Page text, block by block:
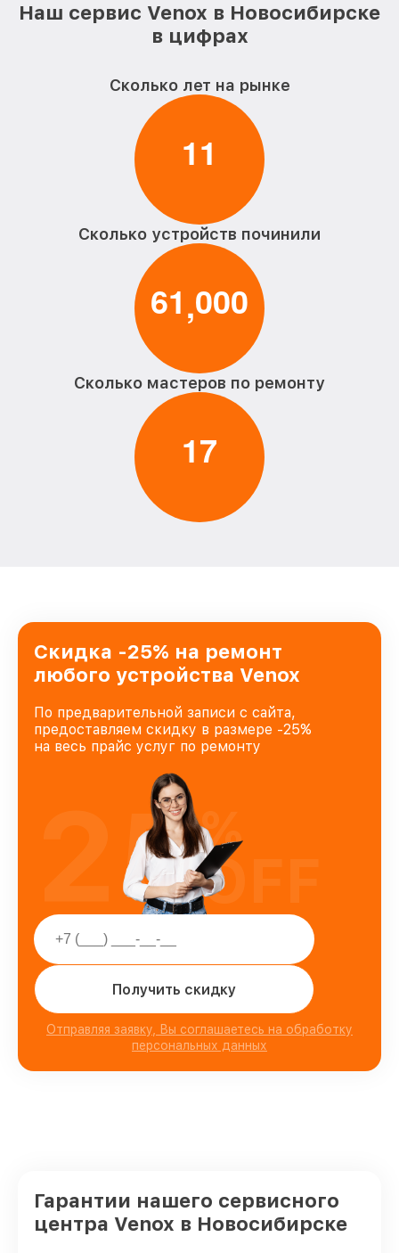
Наш сервис Venox в Новосибирске
в цифрах
Сколько лет на рынке
11
Сколько устройств починили
61,000
Сколько мастеров по ремонту
17
Скидка -25% на ремонт
любого устройства Venox
По предварительной записи с сайта,
предоставляем скидку в размере -25%
на весь прайс услуг по ремонту
Получить скидку
Отправляя заявку, Вы соглашаетесь на обработку
персональных данных
25%
OFF
Гарантии нашего сервисного
центра Venox в Новосибирске